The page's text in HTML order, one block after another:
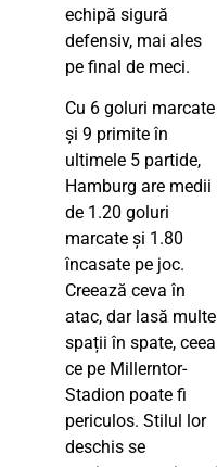
echipă sigură
defensiv, mai ales
pe final de meci.
Cu 6 goluri marcate
și 9 primite în
ultimele 5 partide,
Hamburg are medii
de 1.20 goluri
marcate și 1.80
încasate pe joc.
Creează ceva în
atac, dar lasă multe
spații în spate, ceea
ce pe Millerntor-
Stadion poate fi
periculos. Stilul lor
deschis se